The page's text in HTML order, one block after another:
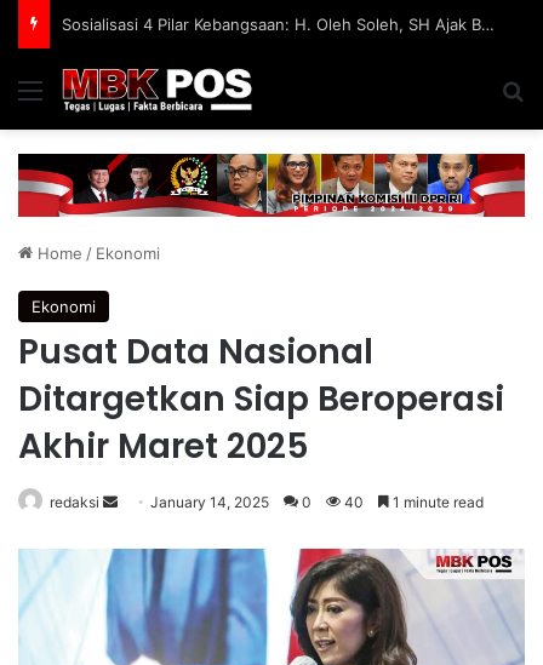
Sosialisasi 4 Pilar Kebangsaan: H. Oleh Soleh, SH Ajak BKPRMI Jaga Anak dari Konten Negatif di Media Sosial
Menu
Home / Ekonomi
Ekonomi
Pusat Data Nasional
Ditargetkan Siap Beroperasi
Akhir Maret 2025
redaksi
a
January 14, 2025 0 40 1 minute read